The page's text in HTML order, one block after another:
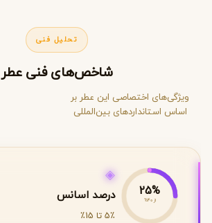
تحلیل فنی
شاخص‌های فنی عطر
ویژگی‌های اختصاصی این عطر بر
اساس استانداردهای بین‌المللی
25%
از 40%
◈
درصد اسانس
5٪ تا 15٪